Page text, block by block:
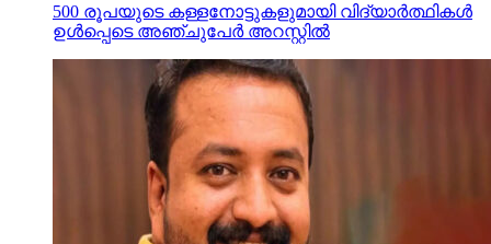
500 രൂപയുടെ കള്ളനോട്ടുകളുമായി വിദ്യാര്‍ത്ഥികള്‍
ഉള്‍പ്പെടെ അഞ്ചുപേര്‍ അറസ്റ്റില്‍